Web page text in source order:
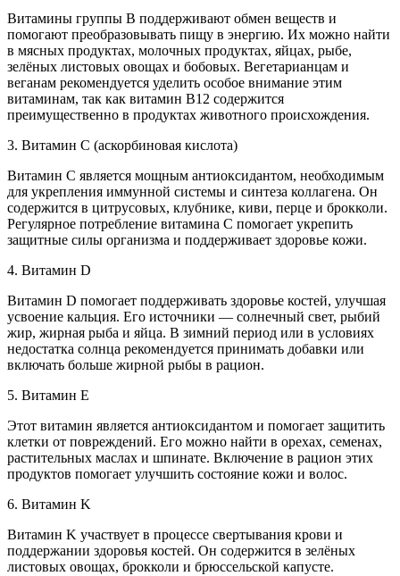
Витамины группы B поддерживают обмен веществ и
помогают преобразовывать пищу в энергию. Их можно найти
в мясных продуктах, молочных продуктах, яйцах, рыбе,
зелёных листовых овощах и бобовых. Вегетарианцам и
веганам рекомендуется уделить особое внимание этим
витаминам, так как витамин B12 содержится
преимущественно в продуктах животного происхождения.
3. Витамин C (аскорбиновая кислота)
Витамин C является мощным антиоксидантом, необходимым
для укрепления иммунной системы и синтеза коллагена. Он
содержится в цитрусовых, клубнике, киви, перце и брокколи.
Регулярное потребление витамина C помогает укрепить
защитные силы организма и поддерживает здоровье кожи.
4. Витамин D
Витамин D помогает поддерживать здоровье костей, улучшая
усвоение кальция. Его источники — солнечный свет, рыбий
жир, жирная рыба и яйца. В зимний период или в условиях
недостатка солнца рекомендуется принимать добавки или
включать больше жирной рыбы в рацион.
5. Витамин E
Этот витамин является антиоксидантом и помогает защитить
клетки от повреждений. Его можно найти в орехах, семенах,
растительных маслах и шпинате. Включение в рацион этих
продуктов помогает улучшить состояние кожи и волос.
6. Витамин K
Витамин K участвует в процессе свертывания крови и
поддержании здоровья костей. Он содержится в зелёных
листовых овощах, брокколи и брюссельской капусте.